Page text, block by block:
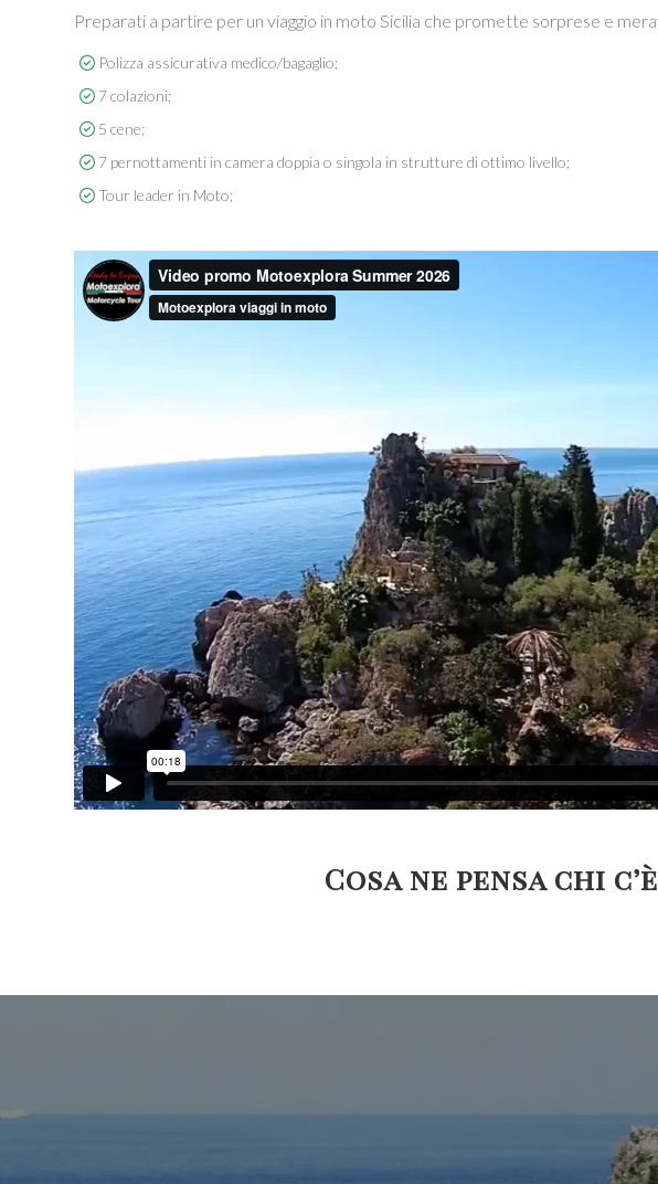
Preparati a partire per un viaggio in moto Sicilia che promette sorprese e
Polizza assicurativa medico/bagaglio;
7 colazioni;
5 cene;
7 pernottamenti in camera doppia o singola in strutture di ottimo livello;
Tour leader in Moto;
Cosa ne pensa chi